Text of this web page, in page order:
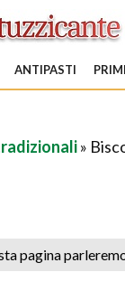
ANTIPASTI
»
pagina